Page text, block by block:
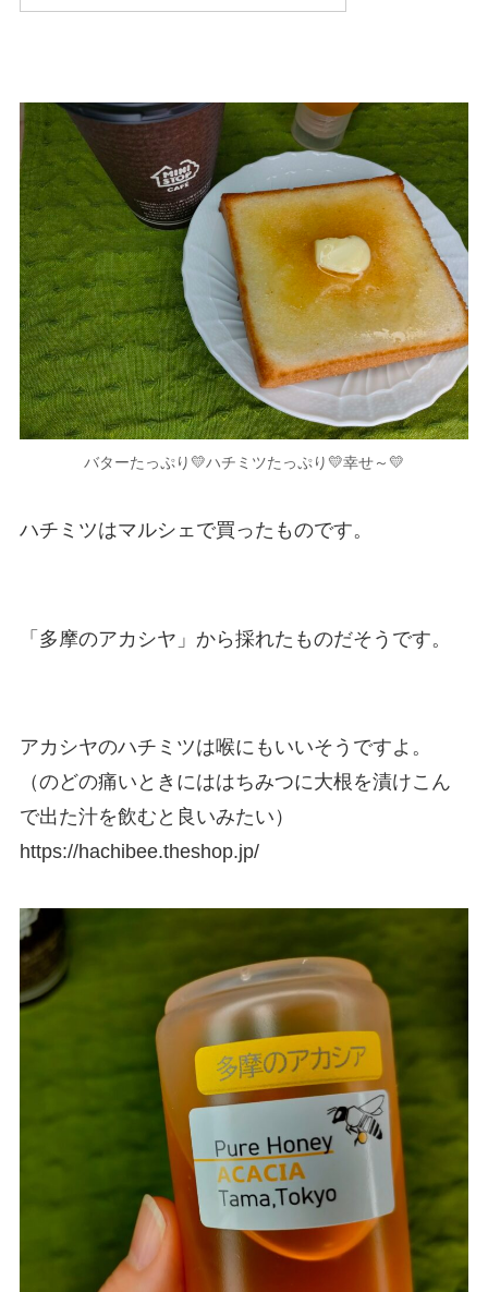
バターたっぷり💛ハチミツたっぷり💛幸せ～💛
ハチミツはマルシェで買ったものです。
「多摩のアカシヤ」から採れたものだそうです。
アカシヤのハチミツは喉にもいいそうですよ。
（のどの痛いときにははちみつに大根を漬けこん
で出た汁を飲むと良いみたい）
https://hachibee.theshop.jp/